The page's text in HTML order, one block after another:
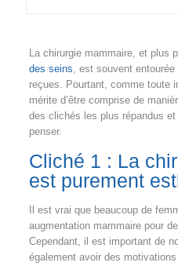
La chirurgie mammaire, et plus
des seins, est souvent
reçues. Pourtant, comme toute
mérite d’être comprise de
des clichés les plus répandus et
penser.
Cliché 1 : La
est purement
Il est vrai que beaucoup de
augmentation mammaire pour
Cependant, il est important de
également avoir des